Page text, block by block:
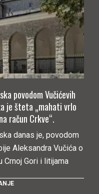
povodom Vučićevih
je šteta „mahati vrlo
račun Crkve“.
danas je, povodom
Aleksandra Vučića o
Crnoj Gori i litijama